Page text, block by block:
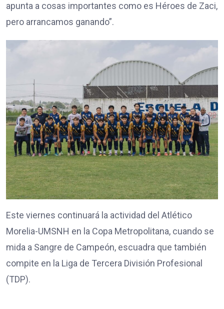
apunta a cosas importantes como es Héroes de Zaci,
pero arrancamos ganando”.
Este viernes continuará la actividad del Atlético
Morelia-UMSNH en la Copa Metropolitana, cuando se
mida a Sangre de Campeón, escuadra que también
compite en la Liga de Tercera División Profesional
(TDP).